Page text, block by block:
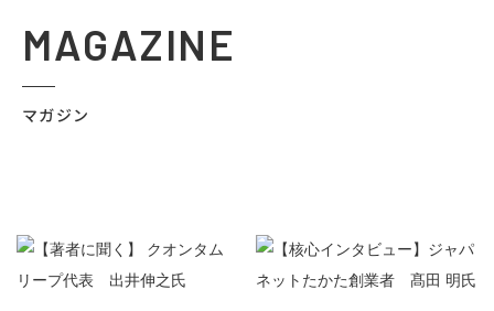
MAGAZINE
マガジン